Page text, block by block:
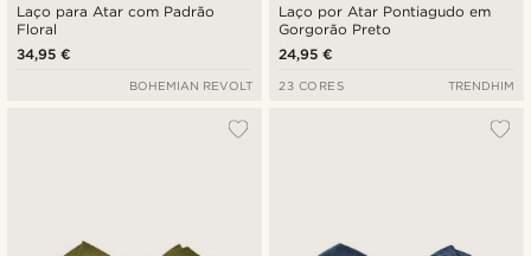
Laço para Atar com Padrão
Floral
34,95 €
BOHEMIAN REVOLT
Laço por Atar Pontiagudo em
Gorgorão Preto
24,95 €
23 CORES TRENDHIM